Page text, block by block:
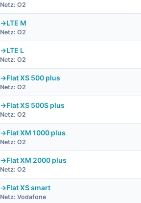
Netz: O2
LTE M
Netz: O2
LTE L
Netz: O2
Flat XS 500 plus
Netz: O2
Flat XS 500S plus
Netz: O2
Flat XM 1000 plus
Netz: O2
Flat XM 2000 plus
Netz: O2
Flat XS smart
Netz: Vodafone